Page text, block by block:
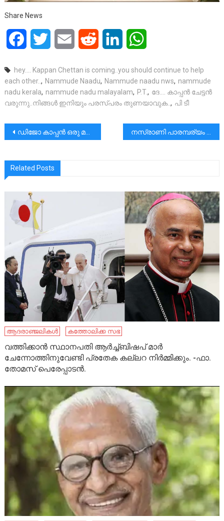
Share News
FacebookTwitter Email Reddit LinkedIn
hey…. Kappan Chettan is coming..you should continue to help
each other.. , Nammude Naadu, Nammude naadu nws, nammude
nadu kerala, nammude nadu malayalam, P.T., ദേ…. കാപ്പൻ ചേട്ടൻ
വരുന്നു..നിങ്ങൾ ഇനിയും പരസ്പരം തുണയാവുക.. , പി ടീ
പോസ്റ്റുകളിലൂടെ
ഡിജോ കാപ്പൻ ഒരു മന്ത്രിയും എം എൽ എ യും ആയി കാണണമെന്ന് കാപ്പനേക്കാൾ ആഗൃഹിച്ചു|വീട് പ്രാർഥനാലയമാക്കിയ രാഷ്ട്രീയക്കാരൻ
Related Posts
ആദരാഞ്ജലികൾ കത്തോലിക്ക സഭ
വത്തിക്കാൻ സ്ഥാനപതി ആർച്ച്ബിഷപ് മാർ
ചേന്നോത്തിനുവേണ്ടി പ്രതേക കല്ലറ നിർമ്മിക്കും. -ഫാ.
തോമസ് പെരേപ്പാടൻ.